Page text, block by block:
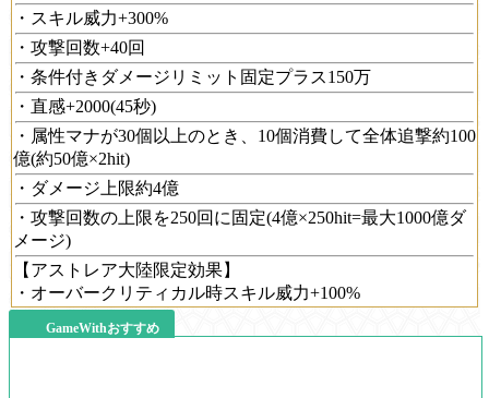
・スキル威力+300%
・攻撃回数+40回
・条件付きダメージリミット固定プラス150万
・直感+2000(45秒)
・属性マナが30個以上のとき、10個消費して全体追撃約100
億(約50億×2hit)
・ダメージ上限約4億
・攻撃回数の上限を250回に固定(4億×250hit=最大1000億ダ
メージ)
【アストレア大陸限定効果】
・オーバークリティカル時スキル威力+100%
GameWithおすすめ